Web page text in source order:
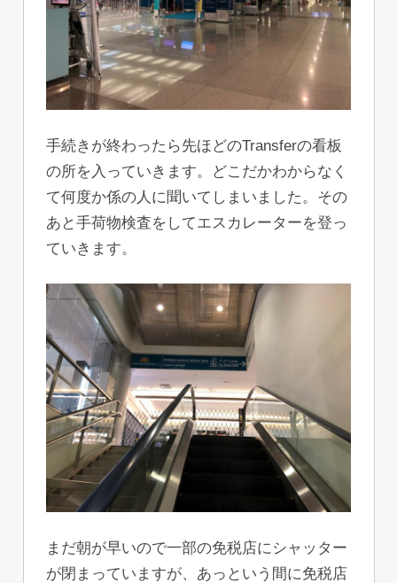
手続きが終わったら先ほどのTransferの看板
の所を入っていきます。どこだかわからなく
て何度か係の人に聞いてしまいました。その
あと手荷物検査をしてエスカレーターを登っ
ていきます。
まだ朝が早いので一部の免税店にシャッター
が閉まっていますが、あっという間に免税店